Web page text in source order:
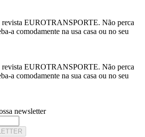
revista EUROTRANSPORTE. Não perca
a comodamente na usa casa ou no seu
revista EUROTRANSPORTE. Não perca
a comodamente na sua casa ou no seu
newsletter